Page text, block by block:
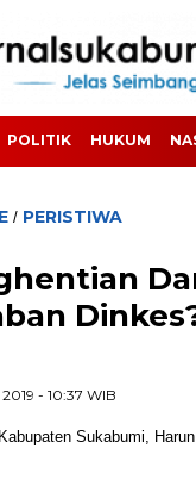
POLITIK HUKUM
/ PERISTIWA
- 10:37 WIB